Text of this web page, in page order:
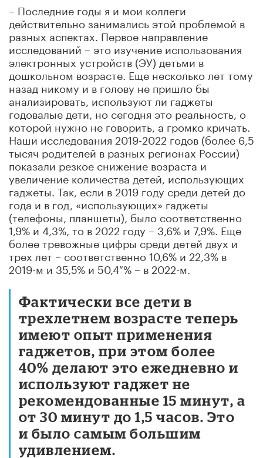
– Последние годы я и мои коллеги
действительно занимались этой проблемой в
разных аспектах. Первое направление
исследований – это изучение использования
электронных устройств (ЭУ) детьми в
дошкольном возрасте. Еще несколько лет тому
назад никому и в голову не пришло бы
анализировать, используют ли гаджеты
годовалые дети, но сегодня это реальность, о
которой нужно не говорить, а громко кричать.
Наши исследования 2019-2022 годов (более 6,5
тысяч родителей в разных регионах России)
показали резкое снижение возраста и
увеличение количества детей, использующих
гаджеты. Так, если в 2019 году среди детей до
года и в год, «использующих» гаджеты
(телефоны, планшеты), было соответственно
1,9% и 4,3%, то в 2022 году – 3,6% и 7,9%. Еще
более тревожные цифры среди детей двух и
трех лет – соответственно 10,6% и 22,3% в
2019-м и 35,5% и 50,4 % – в 2022-м.
Фактически все дети в
трехлетнем возрасте теперь
имеют опыт применения
гаджетов, при этом более
40% делают это ежедневно и
используют гаджет не
рекомендованные 15 минут, а
от 30 минут до 1,5 часов. Это
и было самым большим
удивлением.